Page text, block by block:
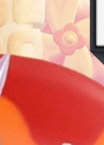
ME